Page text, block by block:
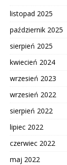
listopad 2025
październik 2025
sierpień 2025
kwiecień 2024
wrzesień 2023
wrzesień 2022
sierpień 2022
lipiec 2022
czerwiec 2022
maj 2022